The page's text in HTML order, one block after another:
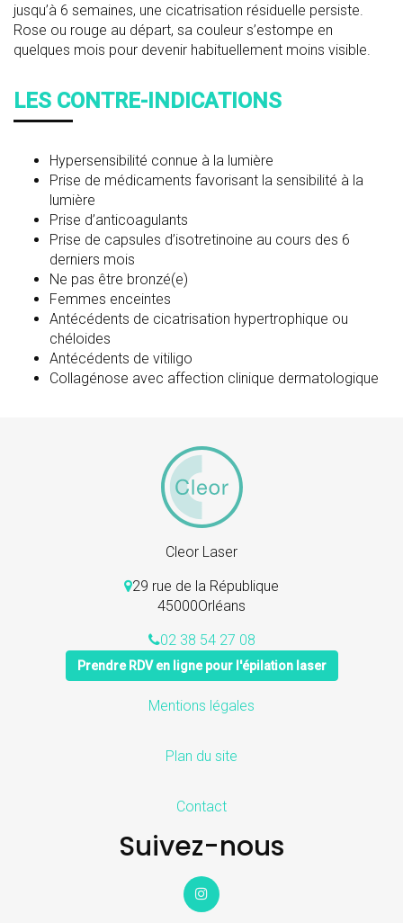
jusqu’à 6 semaines, une cicatrisation résiduelle persiste.
Rose ou rouge au départ, sa couleur s’estompe en
quelques mois pour devenir habituellement moins visible.
LES CONTRE-INDICATIONS
Hypersensibilité connue à la lumière
Prise de médicaments favorisant la sensibilité à la
lumière
Prise d’anticoagulants
Prise de capsules d’isotretinoine au cours des 6
derniers mois
Ne pas être bronzé(e)
Femmes enceintes
Antécédents de cicatrisation hypertrophique ou
chéloides
Antécédents de vitiligo
Collagénose avec affection clinique dermatologique
Cleor Laser
29 rue de la République
45000Orléans
02 38 54 27 08
Prendre RDV en ligne pour l'épilation laser
NavigationMentions légales
Plan du site
Contact
Suivez-nous
Instagram